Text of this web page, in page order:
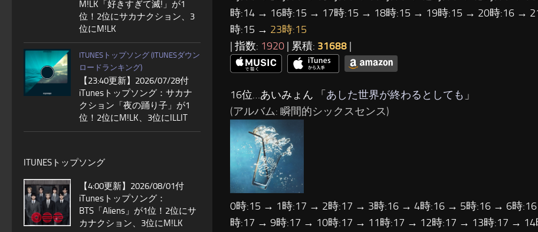
時:14 → 16時:15 → 17時:15 → 18時:15 → 19時:15 → 20時:16 →
時:15 → 23時:15
| 指数: 1920 | 累積: 31688 |
16位…あいみょん 「 あした世界が終わるとしても 」
(アルバム: 瞬間的シックスセンス)
0時:15 → 1時:17 → 2時:17 → 3時:16 → 4時:16 → 5時:16 → 6時
時:17 → 9時:17 → 10時:17 → 11時:17 → 12時:17 → 13時:17 →
M!LK「好きすぎて滅!」が1
位！2位にサカナクション、3
位にM!LK
ITUNESトップソング (ITUNESダウン
ロードランキング)
【23:40更新】2026/07/28付
iTunesトップソング：サカナ
クション「夜の踊り子」が1
位！2位にM!LK、3位にILLIT
ITUNESトップソング
【4:00更新】2026/08/01付
iTunesトップソング：
BTS「Aliens」が1位！2位にサ
カナクション、3位にM!LK